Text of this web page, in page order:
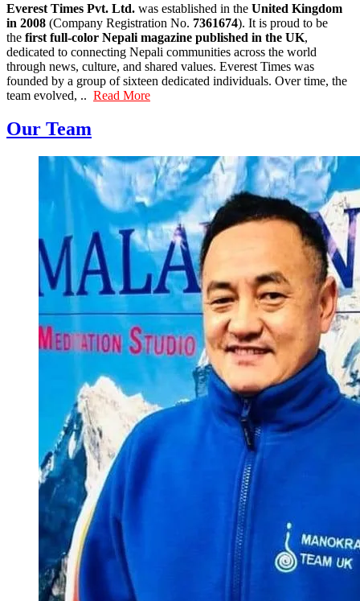
Everest Times Pvt. Ltd. was established in the United Kingdom
in 2008 (Company Registration No. 7361674). It is proud to be
the first full-color Nepali magazine published in the UK,
dedicated to connecting Nepali communities across the world
through news, culture, and shared values. Everest Times was
founded by a group of sixteen dedicated individuals. Over time, the
team evolved, .. Read More
Our Team